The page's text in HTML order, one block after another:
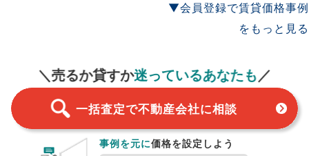
▼会員登録で賃貸価格事例
をもっと見る
＼売るか貸すか迷っているあなたも／
一括査定で不動産会社に相談
事例を元に価格を設定しよう